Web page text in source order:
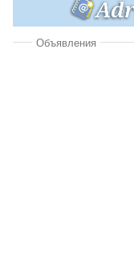
Объявления